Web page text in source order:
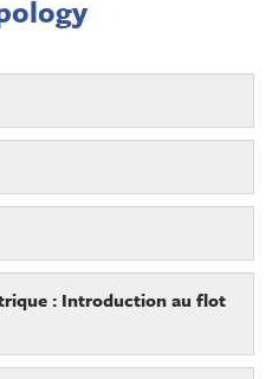
: Introduction au flot